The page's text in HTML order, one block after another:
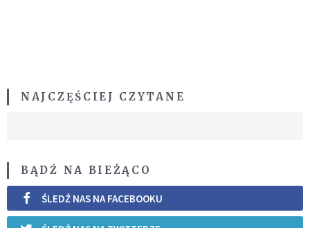
NAJCZĘŚCIEJ CZYTANE
BĄDŹ NA BIEŻĄCO
ŚLEDŹ NAS NA FACEBOOKU